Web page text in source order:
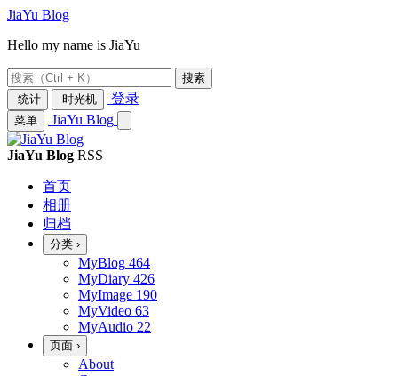
JiaYu Blog
Hello my name is JiaYu
搜索
统计
时光机 登录
菜单 JiaYu Blog
JiaYu Blog RSS
首页
相册
归档
分类 ›
MyBlog 464
MyDiary 426
MyImage 190
MyVideo 63
MyAudio 22
页面 ›
About